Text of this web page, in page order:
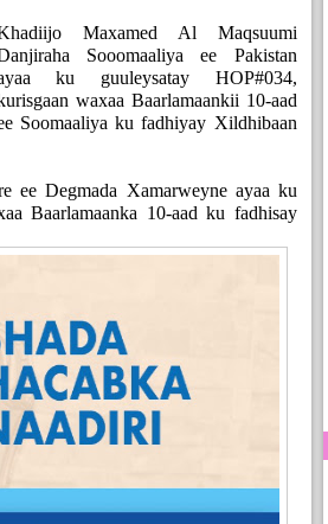
Maxamed Al Maqsuumi
Sooomaaliya ee Pakistan
ku guuleysatay HOP#034,
waxaa Baarlamaankii 10-aad
Soomaaliya ku fadhiyay Xildhibaan
ee Degmada Xamarweyne ayaa ku
Baarlamaanka 10-aad ku fadhisay